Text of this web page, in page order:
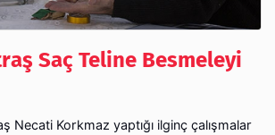
Saç Teline Besmeleyi
Necati Korkmaz yaptığı ilginç çalışmalar